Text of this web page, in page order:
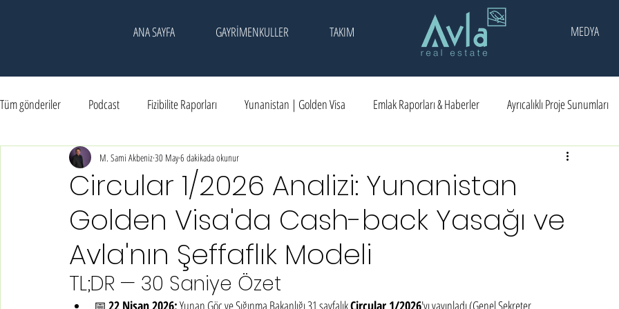
ANA SAYFA GAYRİMENKULLER TAKIM MEDYA
Tüm gönderiler Podcast Fizibilite Raporları Yunanistan | Golden Visa Emlak Raporları & Haberler Ayrıcalıklı Proje Sunumları
Kadıköy | Kesişim Noktası Dubai | Yatırım
Circular 1/2026 Analizi: Yunanistan
Golden Visa'da Cash-back Yasağı ve
Avla'nın Şeffaflık Modeli
M. Sami Akbeniz30 May6 dakikada okunur
TL;DR — 30 Saniye Özet
📅 22 Nisan 2026: Yunan Göç ve Sığınma Bakanlığı 31 sayfalık Circular 1/2026'yı yayınladı (Genel Sekreter